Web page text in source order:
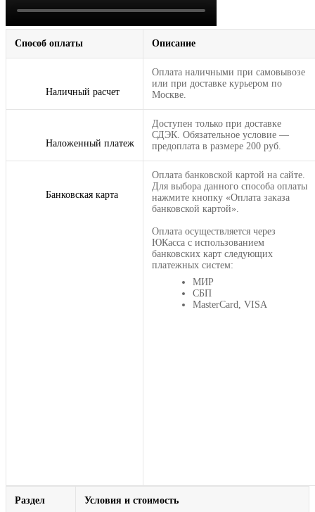
Способ оплаты Описание
Наличный расчет
Оплата наличными при самовывозе
или при доставке курьером по
Москве.
Наложенный платеж
Доступен только при доставке
СДЭК. Обязательное условие —
предоплата в размере 200 руб.
Банковская карта
Оплата банковской картой на сайте.
Для выбора данного способа оплаты
нажмите кнопку «Оплата заказа
банковской картой».
Оплата осуществляется через
ЮКасса с использованием
банковских карт следующих
платежных систем:
МИР
СБП
MasterCard, VISA
Раздел Условия и стоимость